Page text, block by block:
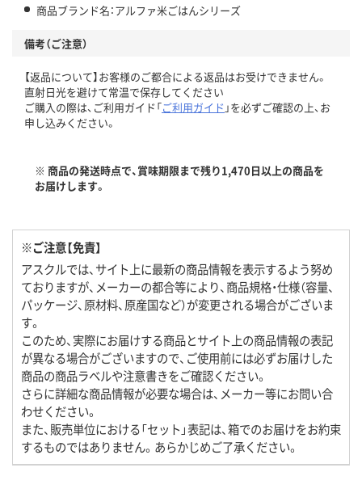
商品ブランド名：アルファ米ごはんシリーズ
備考（ご注意）
【返品について】お客様のご都合による返品はお受けできません。
直射日光を避けて常温で保存してください
ご購入の際は、ご利用ガイド「ご利用ガイド 」を必ずご確認の上、お
申し込みください。
※ 商品の発送時点で、賞味期限まで残り1,470日以上の商品を
お届けします。
※ご注意【免責】
アスクルでは、サイト上に最新の商品情報を表示するよう努め
ておりますが、メーカーの都合等により、商品規格・仕様（容量、
パッケージ、原材料、原産国など）が変更される場合がございま
す。
このため、実際にお届けする商品とサイト上の商品情報の表記
が異なる場合がございますので、ご使用前には必ずお届けした
商品の商品ラベルや注意書きをご確認ください。
さらに詳細な商品情報が必要な場合は、メーカー等にお問い合
わせください。
また、販売単位における「セット」表記は、箱でのお届けをお約束
するものではありません。あらかじめご了承ください。